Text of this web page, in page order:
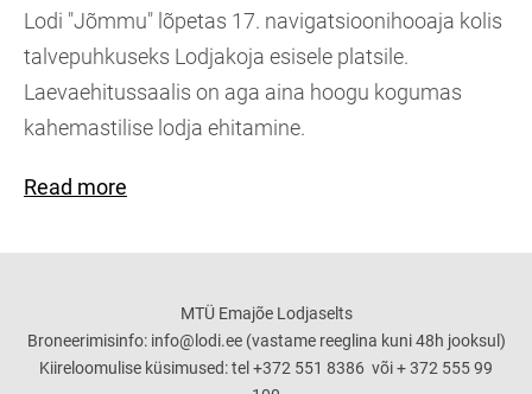
Lodi "Jõmmu" lõpetas 17. navigatsioonihooaja kolis
talvepuhkuseks Lodjakoja esisele platsile.
Laevaehitussaalis on aga aina hoogu kogumas
kahemastilise lodja ehitamine.
Read more
MTÜ Emajõe Lodjaselts
Broneerimisinfo: info@lodi.ee (vastame reeglina kuni 48h jooksul)
Kiireloomulise küsimused: tel +372 551 8386 või + 372 555 99